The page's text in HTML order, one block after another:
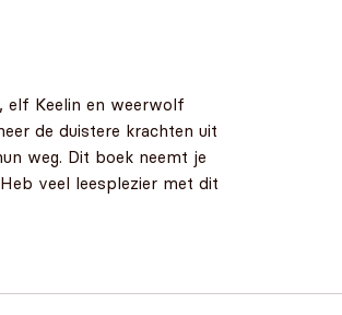
elf Keelin en weerwolf
de duistere krachten uit
weg. Dit boek neemt je
veel leesplezier met dit